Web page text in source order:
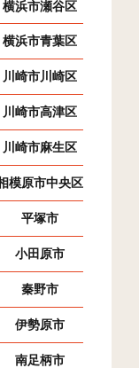
横浜市瀬谷区
横浜市青葉区
川崎市川崎区
川崎市高津区
川崎市麻生区
模原市中央区
平塚市
小田原市
秦野市
伊勢原市
南足柄市